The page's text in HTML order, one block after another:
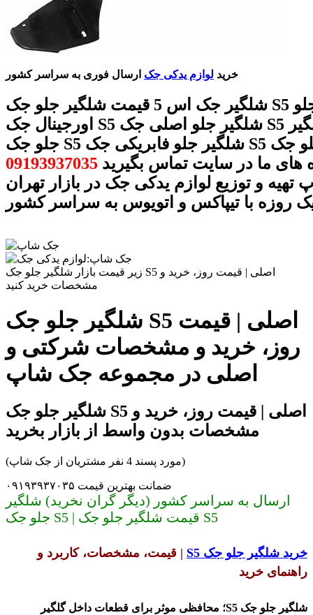
خرید لوازم یدکی جک ارسال فوری به سراسر کشور
شلگیر جک اس 5 قیمت شلگیر جلو جک S5 شلگیر جلو
اورجینال جک S5 شلگیر جلو اصلی جک S5 بهترین شلگیر
جلو جک S5 شلگیر جلو فابریکی جک S5 شلگیر جلو جک S5
های ما در سایت تماس بگیرید 09193937035
و توزیع لوازم یدکی جک در بازار تهران
روزه با تیپاکس و اتویوس به سراسر کشور
زیر قیمت بازار شلگیر جلو جک S5 اصلی | قیمت روز، خرید و
مشخصات خرید کنید
شلگیر جلو جک S5 اصلی | قیمت
روز، خرید و مشخصات شرکتی و
اصلی در مجموعه جک شاپ
شلگیر جلو جک S5 اصلی | قیمت روز، خرید و
مشخصات بدون واسط از بازار بخرید
(مورد پسند 4 نفر مشتریان از جک شاپ)
ضمانت بهترین قیمت ۰۹۱۹۳۹۳۷۰۳۵
ارسال به سراسر کشور (دیگر گران نخرید) شلگیر
جلو جک S5 | قیمت شلگیر جلو جک S5
خرید شلگیر جلو جک | قیمت، مشخصات، کاربرد و
راهنمای خرید
شلگیر جلو جک ؛ محافظی موثر برای قطعات داخل گلگیر